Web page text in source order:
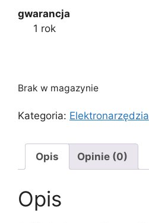
gwarancja
1 rok
Brak w magazynie
Kategoria: Elektronarzędzia
Opis Opinie (0)
Opis